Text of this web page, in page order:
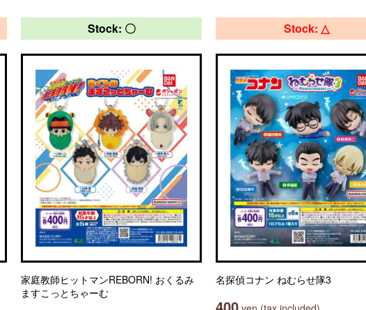
Stock: 〇
家庭教師ヒットマンREBORN! おくるみ
ますこっとちゃーむ
Stock: △
名探偵コナン ねむらせ隊3